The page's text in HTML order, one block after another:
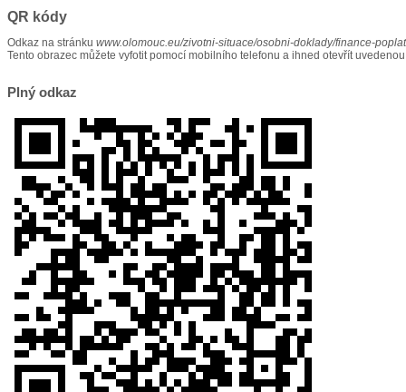
QR kódy
Odkaz na stránku www.olomouc.eu/zivotni-situace/osobni-doklady/finance-
Tento obrazec můžete vyfotit pomocí mobilního telefonu a ihned otevřít
Plný odkaz